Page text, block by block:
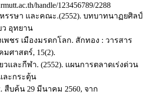
handle/123456789/2288
รรษา และคณะ.(2552). บทบาทนาฏยศิลป์
ว อุทยาน
พชร เมืองมรดกโลก. สักทอง : วารสาร
ศาสตร์, 15(2).
วและกีฬา. (2552). แผนการตลาดเร่งด่วน
ะกระตุ้น
สืบค้น 29 มีนาคม 2560, จาก